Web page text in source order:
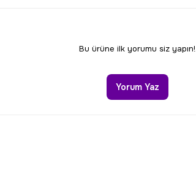
Bu ürüne ilk yorumu siz yapın!
Yorum Yaz